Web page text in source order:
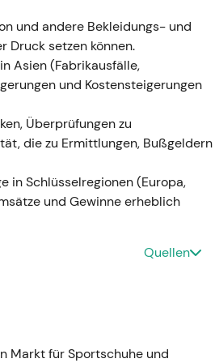
Nachfolger bestätigt (ab 1.
Bjørn Gulden wird als
Amtsantritt 1. Januar 2023)
und Optimismus, dass
könnte, gepaart mit Skepsis,
wirken würden. -
Abwärtstrends; das
dann beendet
und andere Bekleidungs- und
Druck setzen können.
Asien (Fabrikausfälle,
und Kostensteigerungen
Überprüfungen zu
die zu Ermittlungen, Bußgeldern
in Schlüsselregionen (Europa,
und Gewinne erheblich
Quellen
Markt für Sportschuhe und